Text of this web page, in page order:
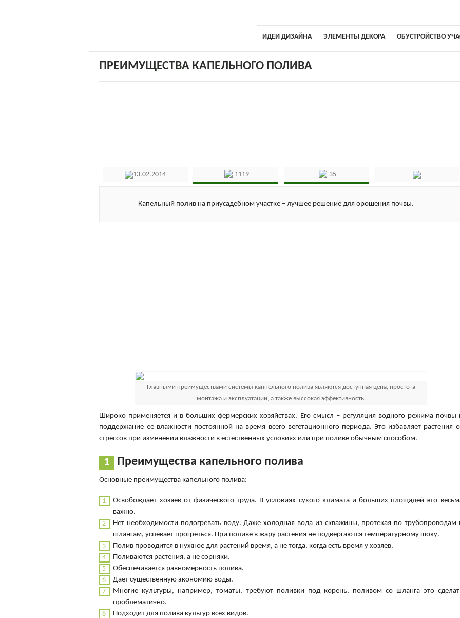
ИДЕИ ДИЗАЙНА ЭЛЕМЕНТЫ ДЕКОРА ОБУСТРОЙСТВО
ПРЕИМУЩЕСТВА КАПЕЛЬНОГО ПОЛИВА
13.02.2014 1119 35
Капельный полив на приусадебном участке – лучшее решение для орошения почвы.
Главными преимуществами системы каппельного полива являются доступная цена, простота
монтажа и эксплуатации, а также выссокая эффективность.
Широко применяется и в больших фермерских хозяйствах. Его смысл – регуляция водного режима почвы
поддержание ее влажности постоянной на время всего вегетационного периода. Это избавляет растения
стрессов при изменении влажности в естественных условиях или при поливе обычным способом.
Преимущества капельного полива
Основные преимущества капельного полива:
Освобождает хозяев от физического труда. В условиях сухого климата и больших площадей это
важно.
Нет необходимости подогревать воду. Даже холодная вода из скважины, протекая по трубопроводам
шлангам, успевает прогреться. При поливе в жару растения не подвергаются температурному шоку.
Полив проводится в нужное для растений время, а не тогда, когда есть время у хозяев.
Поливаются растения, а не сорняки.
Обеспечивается равномерность полива.
Дает существенную экономию воды.
Многие культуры, например, томаты, требуют поливки под корень, поливом со шланга это
проблематично.
Подходит для полива культур всех видов.